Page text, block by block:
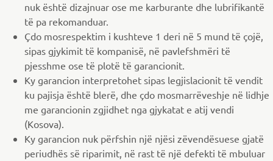
nuk është dizajnuar ose me karburante dhe lubrifikantë
të pa rekomanduar.
Çdo mosrespektim i kushteve 1 deri në 5 mund të çojë,
sipas gjykimit të kompanisë, në pavlefshmëri të
pjesshme ose të plotë të garancionit.
Ky garancion interpretohet sipas legjislacionit të vendit
ku pajisja është blerë, dhe çdo mosmarrëveshje në lidhje
me garancionin zgjidhet nga gjykatat e atij vendi
(Kosova).
Ky garancion nuk përfshin një njësi zëvendësuese gjatë
periudhës së riparimit, në rast të një defekti të mbuluar